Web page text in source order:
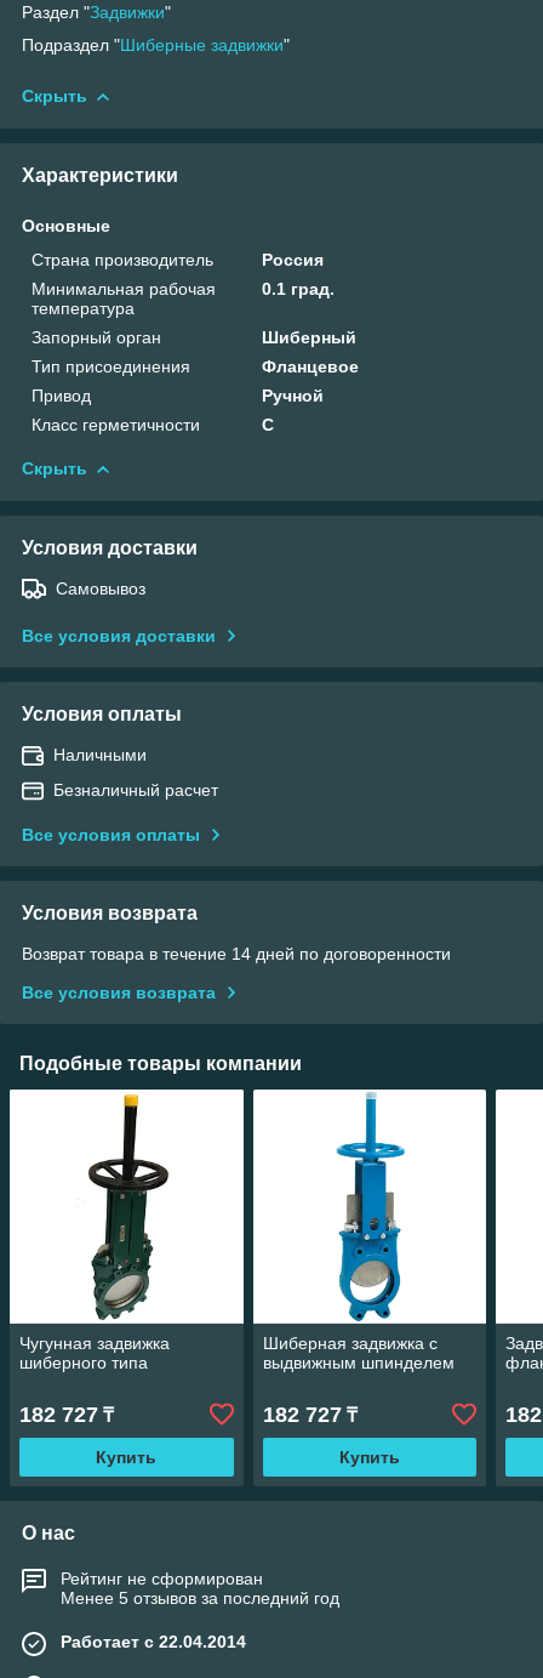
Раздел "Задвижки"
Подраздел "Шиберные задвижки"
Скрыть
Характеристики
Основные
Страна производитель
Россия
Минимальная рабочая
температура
0.1 град.
Запорный орган
Шиберный
Тип присоединения
Фланцевое
Привод
Ручной
Класс герметичности
С
Скрыть
Условия доставки
Самовывоз
Все условия доставки
Условия оплаты
Наличными
Безналичный расчет
Все условия оплаты
Условия возврата
Возврат товара в течение 14 дней по договоренности
Все условия возврата
Подобные товары компании
Чугунная задвижка
шиберного типа
182 727 ₸
Купить
Шиберная задвижка с
выдвижным шпинделем
182 727₸
Купить
О нас
Рейтинг не сформирован
Менее 5 отзывов за последний год
Работает с 22.04.2014